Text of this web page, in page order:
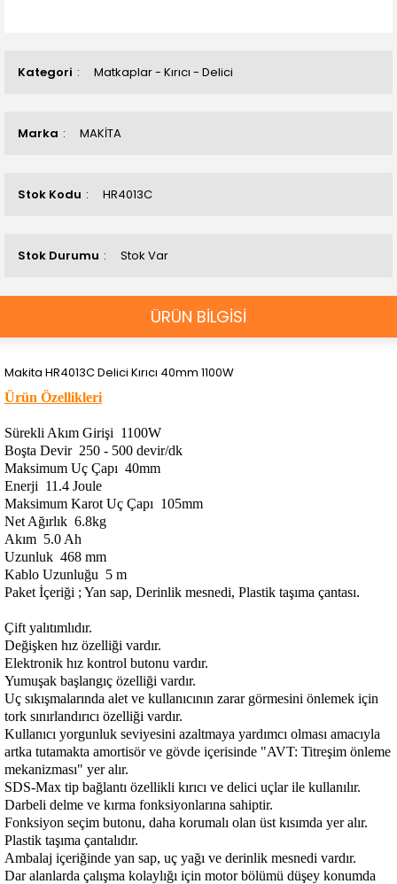
Kategori Matkaplar - Kırıcı - Delici
Marka MAKİTA
Stok Kodu HR4013C
Stok Durumu Stok Var
ÜRÜN BİLGİSİ
Makita HR4013C Delici Kırıcı 40mm 1100W
Ürün Özellikleri
Sürekli Akım Girişi 1100W
Boşta Devir 250 - 500 devir/dk
Maksimum Uç Çapı 40mm
Enerji 11.4 Joule
Maksimum Karot Uç Çapı 105mm
Net Ağırlık 6.8kg
Akım 5.0 Ah
Uzunluk 468 mm
Kablo Uzunluğu 5 m
Paket İçeriği ; Yan sap, Derinlik mesnedi, Plastik taşıma çantası.
Çift yalıtımlıdır.
Değişken hız özelliği vardır.
Elektronik hız kontrol butonu vardır.
Yumuşak başlangıç özelliği vardır.
Uç sıkışmalarında alet ve kullanıcının zarar görmesini önlemek için
tork sınırlandırıcı özelliği vardır.
Kullanıcı yorgunluk seviyesini azaltmaya yardımcı olması amacıyla
artka tutamakta amortisör ve gövde içerisinde "AVT: Titreşim önleme
mekanizması" yer alır.
SDS-Max tip bağlantı özellikli kırıcı ve delici uçlar ile kullanılır.
Darbeli delme ve kırma fonksiyonlarına sahiptir.
Fonksiyon seçim butonu, daha korumalı olan üst kısımda yer alır.
Plastik taşıma çantalıdır.
Ambalaj içeriğinde yan sap, uç yağı ve derinlik mesnedi vardır.
Dar alanlarda çalışma kolaylığı için motor bölümü düşey konumda